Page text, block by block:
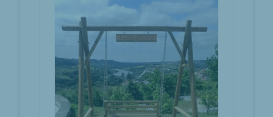
Ereira - Mapa -
Aldeota - Maxial e
Monte Redondo,
Torres Vedras,
Portugal
mapcarta.com
Ereiralocalidade, Portugal · Vila
Secaaldeota · Casais Brancosaldeota
· Folgorosaaldeota · Casais de Santo